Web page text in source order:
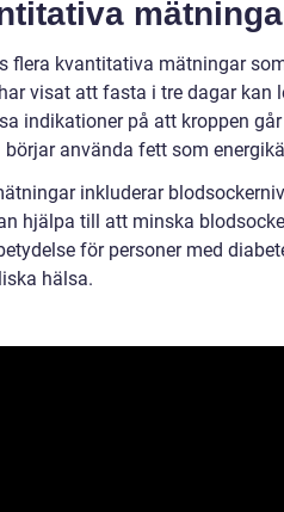
flera kvantitativa mätningar
visat att fasta i tre dagar
indikationer på att kroppen
börjar använda fett som
inkluderar
hjälpa till att minska
för personer med
hälsa.